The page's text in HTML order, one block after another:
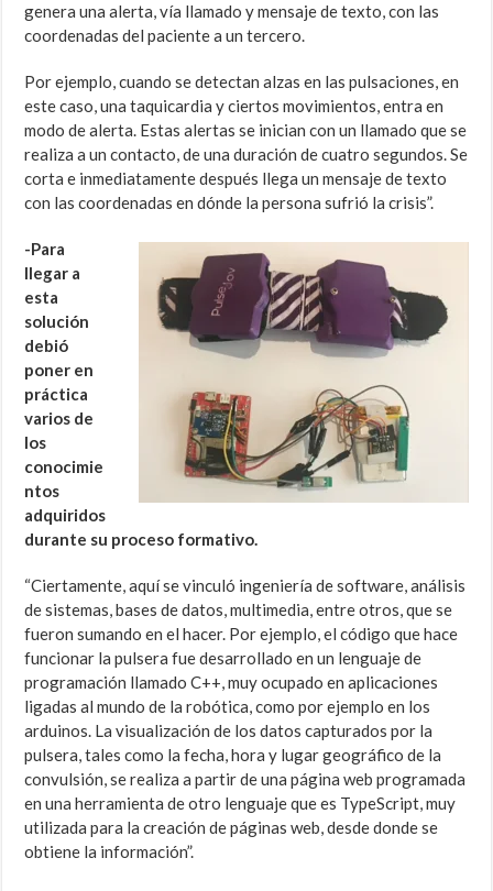
genera una alerta, vía llamado y mensaje de texto, con las
coordenadas del paciente a un tercero.
Por ejemplo, cuando se detectan alzas en las pulsaciones, en
este caso, una taquicardia y ciertos movimientos, entra en
modo de alerta. Estas alertas se inician con un llamado que se
realiza a un contacto, de una duración de cuatro segundos. Se
corta e inmediatamente después llega un mensaje de texto
con las coordenadas en dónde la persona sufrió la crisis”.
-Para
llegar a
esta
solución
debió
poner en
práctica
varios de
los
conocimie
ntos
adquiridos
durante su proceso formativo.
“Ciertamente, aquí se vinculó ingeniería de software, análisis
de sistemas, bases de datos, multimedia, entre otros, que se
fueron sumando en el hacer. Por ejemplo, el código que hace
funcionar la pulsera fue desarrollado en un lenguaje de
programación llamado C++, muy ocupado en aplicaciones
ligadas al mundo de la robótica, como por ejemplo en los
arduinos. La visualización de los datos capturados por la
pulsera, tales como la fecha, hora y lugar geográfico de la
convulsión, se realiza a partir de una página web programada
en una herramienta de otro lenguaje que es TypeScript, muy
utilizada para la creación de páginas web, desde donde se
obtiene la información”.